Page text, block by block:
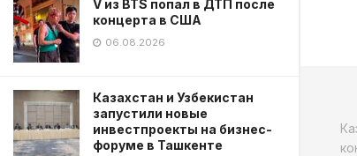
V из BTS попал в ДТП после
концерта в США
06.08.2026
Казахстан и Узбекистан
запустили новые
инвестпроекты на бизнес-
форуме в Ташкенте